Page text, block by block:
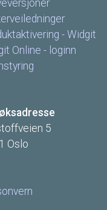
- Widgit
Online - loginn
5
Oslo